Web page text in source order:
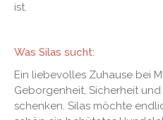
ist.
Was Silas sucht:
Ein liebevolles Zuhause bei
Geborgenheit, Sicherheit
schenken. Silas möchte